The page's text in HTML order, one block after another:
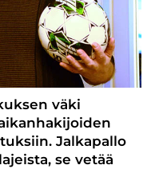
väki
Jalkapallo
se vetää